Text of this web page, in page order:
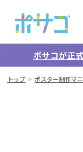
ポサコが正
トップ ポスター制作マ